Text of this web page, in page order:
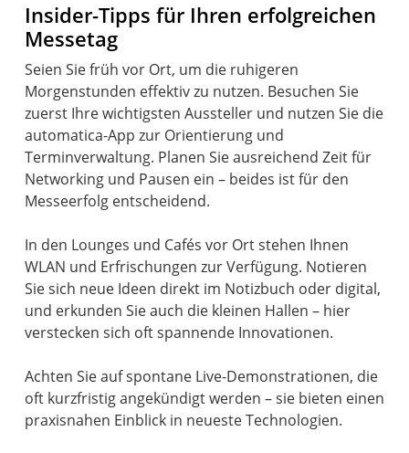
Insider-Tipps für Ihren erfolgreichen
Messetag
Seien Sie früh vor Ort, um die ruhigeren
Morgenstunden effektiv zu nutzen. Besuchen Sie
zuerst Ihre wichtigsten Aussteller und nutzen Sie die
automatica-App zur Orientierung und
Terminverwaltung. Planen Sie ausreichend Zeit für
Networking und Pausen ein – beides ist für den
Messeerfolg entscheidend.
In den Lounges und Cafés vor Ort stehen Ihnen
WLAN und Erfrischungen zur Verfügung. Notieren
Sie sich neue Ideen direkt im Notizbuch oder digital,
und erkunden Sie auch die kleinen Hallen – hier
verstecken sich oft spannende Innovationen.
Achten Sie auf spontane Live-Demonstrationen, die
oft kurzfristig angekündigt werden – sie bieten einen
praxisnahen Einblick in neueste Technologien.